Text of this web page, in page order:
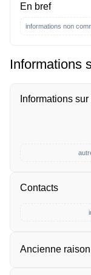
En bref
informations non
Informations
Informations
Contacts
Ancienne